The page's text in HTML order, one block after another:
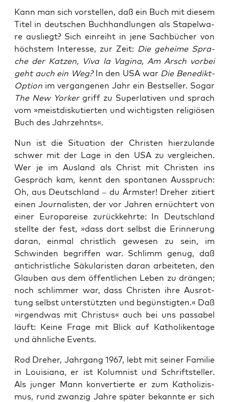
Kann man sich vor­stel­len, daß ein Buch mit die­sem
Titel in deut­schen Buch­hand­lun­gen als Sta­pel­wa­
re aus­liegt? Sich ein­reiht in jene Sach­bü­cher von
höchs­tem Inter­es­se, zur Zeit: Die gehei­me Spra­
che der Kat­zen, Viva la Vagi­na, Am Arsch vor­bei
geht auch ein Weg?In den USA war Die Bene­dikt-
Opti­on im ver­gan­ge­nen Jahr ein Best­sel­ler. Sogar
The New Yor­kergriff zu Super­la­ti­ven und sprach
vom »meist­dis­ku­tier­ten und wich­tigs­ten reli­giö­sen
Buch des Jahrzehnts«.
Nun ist die Situa­ti­on der Chris­ten hier­zu­lan­de
schwer mit der Lage in den USA zu ver­glei­chen.
Wer je im Aus­land als Christ mit Chris­ten ins
Gespräch kam, kennt den spon­ta­nen Aus­spruch:
Oh, aus Deutsch­land – du Ärms­ter! Dre­her zitiert
einen Jour­na­lis­ten, der vor Jah­ren ernüch­tert von
einer Euro­pa­rei­se zurück­kehr­te: In Deutsch­land
stell­te der fest, »dass dort selbst die Erin­ne­rung
dar­an, ein­mal christ­lich gewe­sen zu sein, im
Schwin­den begrif­fen war. Schlimm genug, daß
anti­christ­li­che Säku­la­ris­ten dar­an arbei­te­ten, den
Glau­ben aus dem öffent­li­chen Leben zu drän­gen;
noch schlim­mer war, dass Chris­ten ihre Aus­rot­
tung selbst unter­stütz­ten und begüns­tig­ten.« Daß
»irgend­was mit Chris­tus« auch bei uns pas­sa­bel
läuft: Kei­ne Fra­ge mit Blick auf Katho­li­ken­ta­ge
und ähn­li­che Events.
Rod Dre­her, Jahr­gang 1967, lebt mit sei­ner Fami­lie
in Loui­sia­na, er ist Kolum­nist und Schrift­stel­ler.
Als jun­ger Mann kon­ver­tier­te er zum Katho­li­zis­
mus, rund zwan­zig Jah­re spä­ter bekann­te er sich